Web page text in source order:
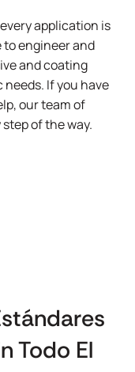
application is
to engineer and
and coating
If you have
our team of
of the way.
Todo El